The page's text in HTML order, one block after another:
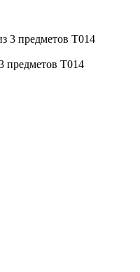
предметов Т014